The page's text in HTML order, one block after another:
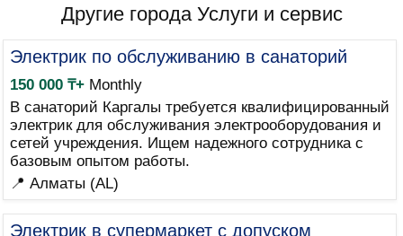
Другие города Услуги и сервис
Электрик по обслуживанию в санаторий
150 000 ₸+Monthly
В санаторий Каргалы требуется квалифицированный
электрик для обслуживания электрооборудования и
сетей учреждения. Ищем надежного сотрудника с
базовым опытом работы.
📍 Алматы (AL)
Электрик в супермаркет с допуском